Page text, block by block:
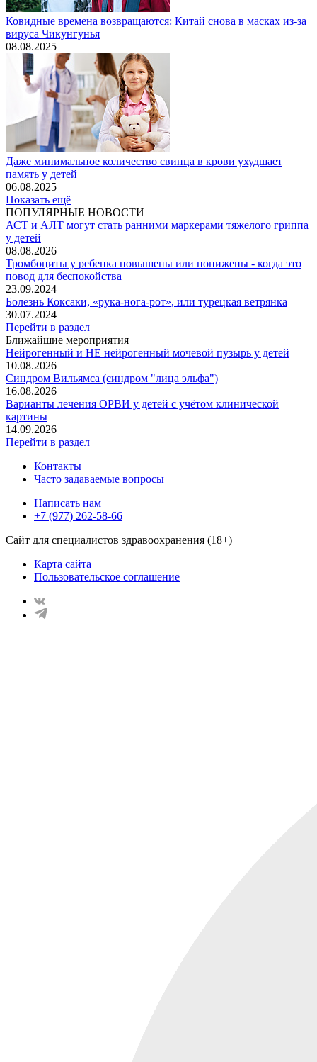
Ковидные времена возвращаются: Китай снова в масках из-за
вируса Чикунгунья
08.08.2025
Даже минимальное количество свинца в крови ухудшает
память у детей
06.08.2025
Показать ещё
ПОПУЛЯРНЫЕ НОВОСТИ
АСТ и АЛТ могут стать ранними маркерами тяжелого гриппа
у детей
08.08.2026
Тромбоциты у ребенка повышены или понижены - когда это
повод для беспокойства
23.09.2024
Болезнь Коксаки, «рука-нога-рот», или турецкая ветрянка
30.07.2024
Перейти в раздел
Ближайшие мероприятия
Нейрогенный и НЕ нейрогенный мочевой пузырь у детей
10.08.2026
Синдром Вильямса (синдром "лица эльфа")
16.08.2026
Варианты лечения ОРВИ у детей с учётом клинической
картины
14.09.2026
Перейти в раздел
Контакты
Часто задаваемые вопросы
Написать нам
+7 (977) 262-58-66
Сайт для специалистов здравоохранения (18+)
Карта сайта
Пользовательское соглашение